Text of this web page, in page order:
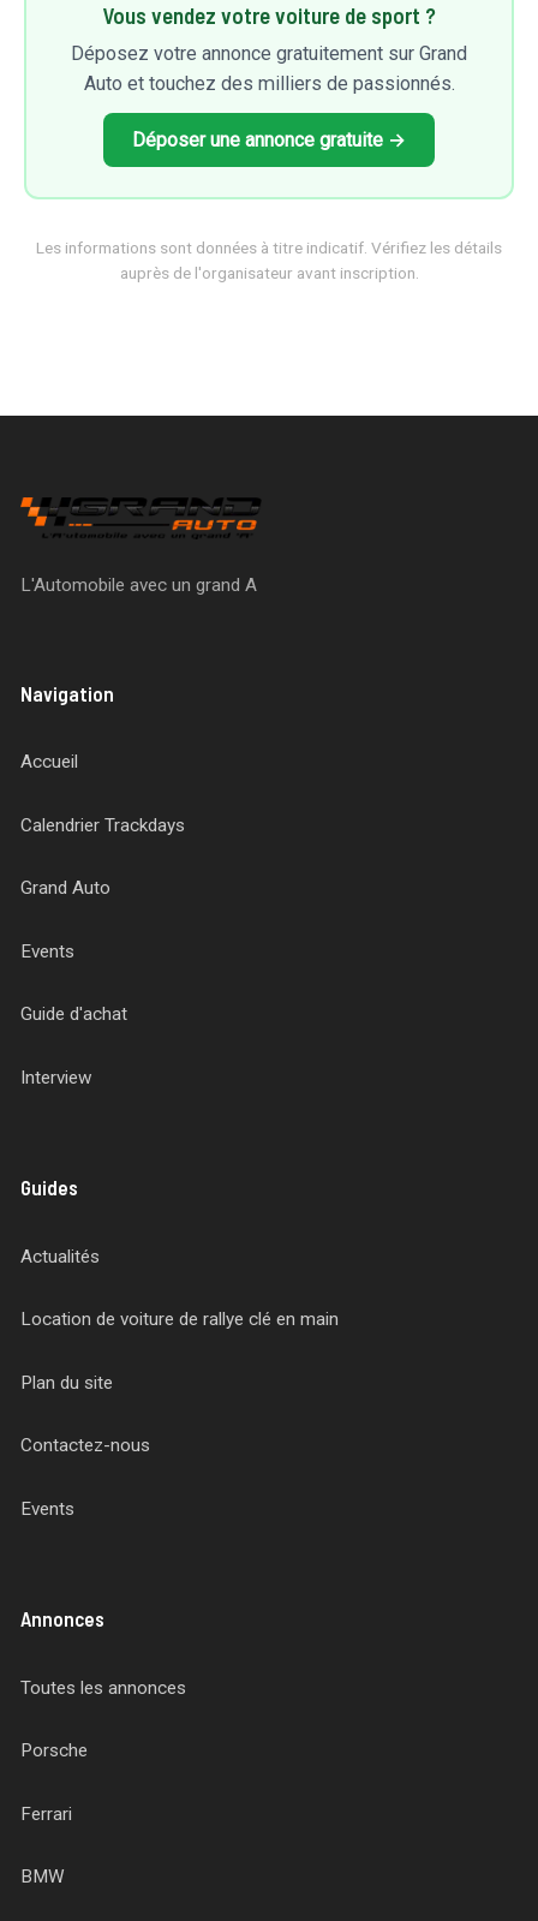
Vous vendez votre voiture de sport ?
Déposez votre annonce gratuitement sur Grand
Auto et touchez des milliers de passionnés.
Déposer une annonce gratuite →
Les informations sont données à titre indicatif. Vérifiez les détails
auprès de l'organisateur avant inscription.
L'Automobile avec un grand A
Navigation
Accueil
Calendrier Trackdays
Grand Auto
Events
Guide d'achat
Interview
Guides
Actualités
Location de voiture de rallye clé en main
Plan du site
Contactez-nous
Events
Annonces
Toutes les annonces
Porsche
Ferrari
BMW